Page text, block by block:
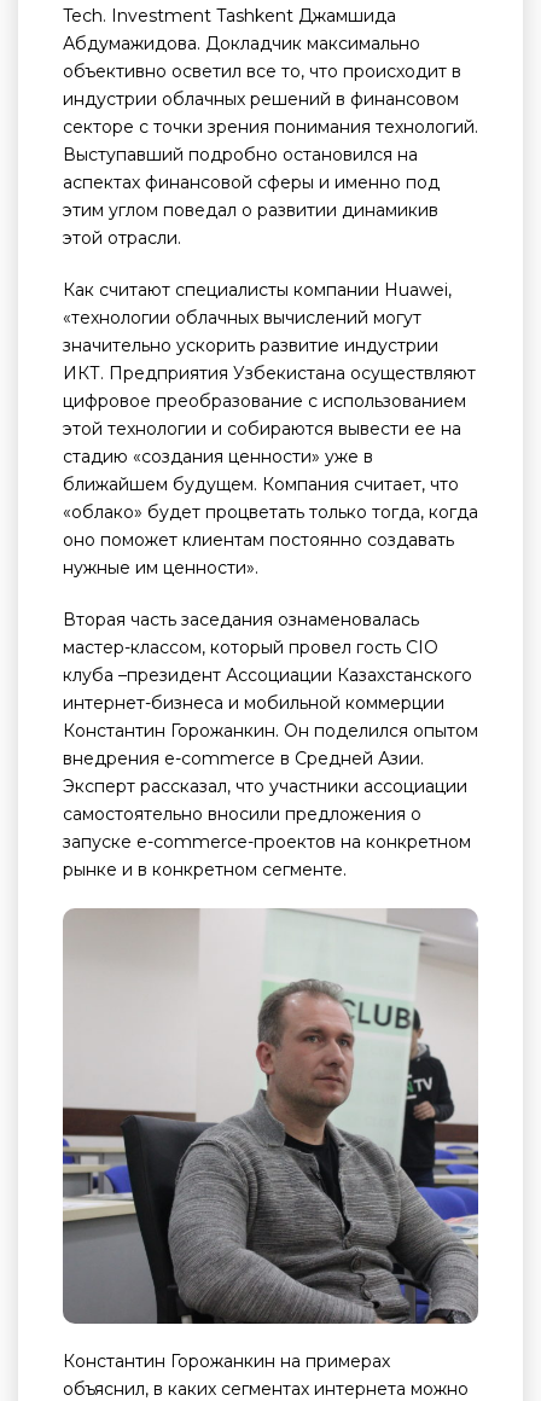
Tech. Investment Tashkent Джамшида
Абдумажидова. Докладчик максимально
объективно осветил все то, что происходит в
индустрии облачных решений в финансовом
секторе с точки зрения понимания технологий.
Выступавший подробно остановился на
аспектах финансовой сферы и именно под
этим углом поведал о развитии динамикив
этой отрасли.
Как считают специалисты компании Huawei,
«технологии облачных вычислений могут
значительно ускорить развитие индустрии
ИКТ. Предприятия Узбекистана осуществляют
цифровое преобразование с использованием
этой технологии и собираются вывести ее на
стадию «создания ценности» уже в
ближайшем будущем. Компания считает, что
«облако» будет процветать только тогда, когда
оно поможет клиентам постоянно создавать
нужные им ценности».
Вторая часть заседания ознаменовалась
мастер-классом, который провел гость CIO
клуба –президент Ассоциации Казахстанского
интернет-бизнеса и мобильной коммерции
Константин Горожанкин. Он поделилcя опытом
внедрения e-commerce в Средней Азии.
Эксперт рассказал, что участники ассоциации
самостоятельно вносили предложения о
запуске e-commerce-проектов на конкретном
рынке и в конкретном сегменте.
Константин Горожанкин на примерах
объяснил, в каких сегментах интернета можно